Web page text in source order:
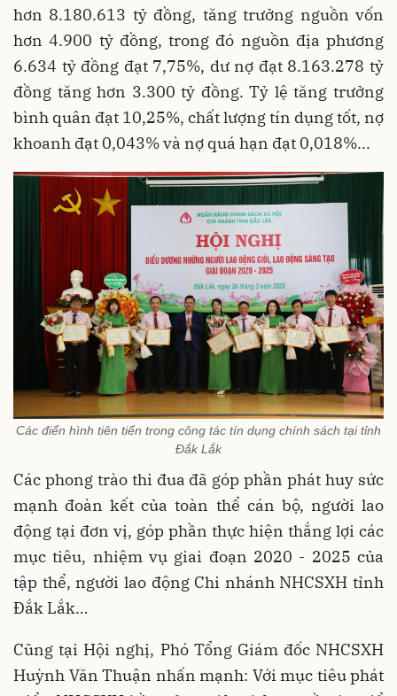
hơn 8.180.613 tỷ đồng, tăng trưởng nguồn vốn
hơn 4.900 tỷ đồng, trong đó nguồn địa phương
6.634 tỷ đồng đạt 7,75%, dư nợ đạt 8.163.278 tỷ
đồng tăng hơn 3.300 tỷ đồng. Tỷ lệ tăng trưởng
bình quân đạt 10,25%, chất lượng tín dụng tốt, nợ
khoanh đạt 0,043% và nợ quá hạn đạt 0,018%...
Các điển hình tiên tiến trong công tác tín dụng chính sách tại tỉnh
Đắk Lắk
Các phong trào thi đua đã góp phần phát huy sức
mạnh đoàn kết của toàn thể cán bộ, người lao
động tại đơn vị, góp phần thực hiện thắng lợi các
mục tiêu, nhiệm vụ giai đoạn 2020 - 2025 của
tập thể, người lao động Chi nhánh NHCSXH tỉnh
Đắk Lắk…
Cũng tại Hội nghị, Phó Tổng Giám đốc NHCSXH
Huỳnh Văn Thuận nhấn mạnh: Với mục tiêu phát